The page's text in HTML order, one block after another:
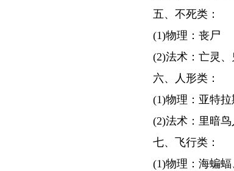
五、不死类：
(1)物理：丧尸
(2)法术：亡灵
六、人形类：
(1)物理：亚特
(2)法术：里暗鸟
七、飞行类：
(1)物理：海蝙